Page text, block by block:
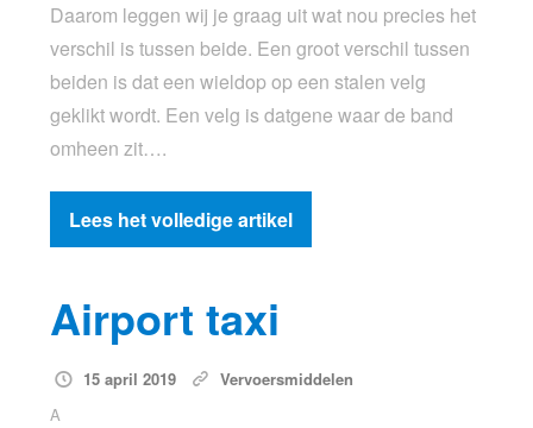
Daarom leggen wij je graag uit wat nou precies het
verschil is tussen beide. Een groot verschil tussen
beiden is dat een wieldop op een stalen velg
geklikt wordt. Een velg is datgene waar de band
omheen zit….
Lees het volledige artikel
Airport taxi
15 april 2019
Vervoersmiddelen
A